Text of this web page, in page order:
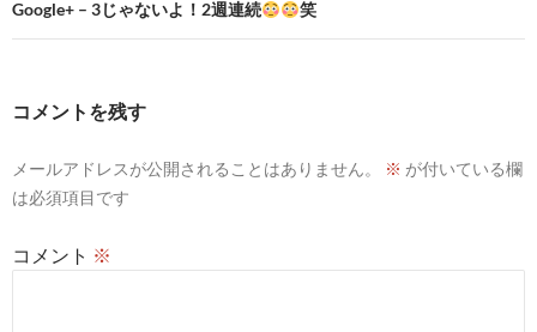
ビ
ョ
Google+ – 3じゃないよ！2週連続 笑
コメントを残す
メールアドレスが公開されることはありません。 ※ が付いている欄
は必須項目です
コメント ※